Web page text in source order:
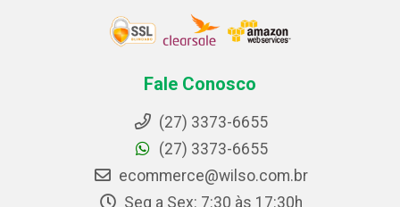
Fale Conosco
(27) 3373-6655
(27) 3373-6655
ecommerce@wilso.com.br
Seg a Sex: 7:30 às 17:30h